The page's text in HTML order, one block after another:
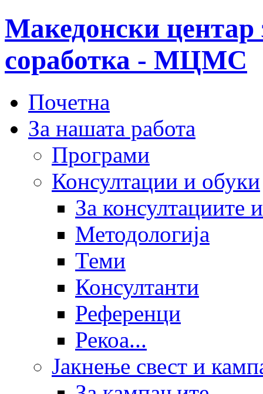
Македонски центар
соработка - МЦМС
Почетна
За нашата работа
Програми
Консултации и обуки
За консултациите
Методологија
Теми
Консултанти
Референци
Рекоа...
Јакнење свест и